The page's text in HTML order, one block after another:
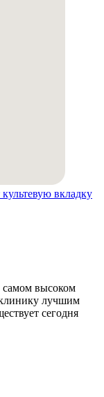
вкладку
самом высоком
лучшим
сегодня